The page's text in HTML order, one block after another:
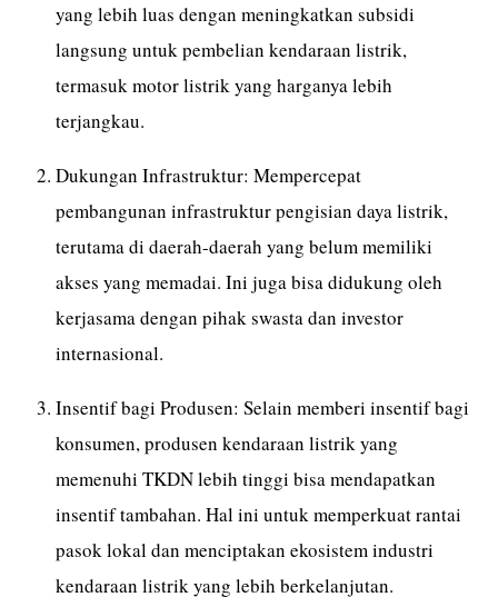
yang lebih luas dengan meningkatkan subsidi
langsung untuk pembelian kendaraan listrik,
termasuk motor listrik yang harganya lebih
terjangkau.
Dukungan Infrastruktur: Mempercepat
pembangunan infrastruktur pengisian daya listrik,
terutama di daerah-daerah yang belum memiliki
akses yang memadai. Ini juga bisa didukung oleh
kerjasama dengan pihak swasta dan investor
internasional.
Insentif bagi Produsen: Selain memberi insentif bagi
konsumen, produsen kendaraan listrik yang
memenuhi TKDN lebih tinggi bisa mendapatkan
insentif tambahan. Hal ini untuk memperkuat rantai
pasok lokal dan menciptakan ekosistem industri
kendaraan listrik yang lebih berkelanjutan.